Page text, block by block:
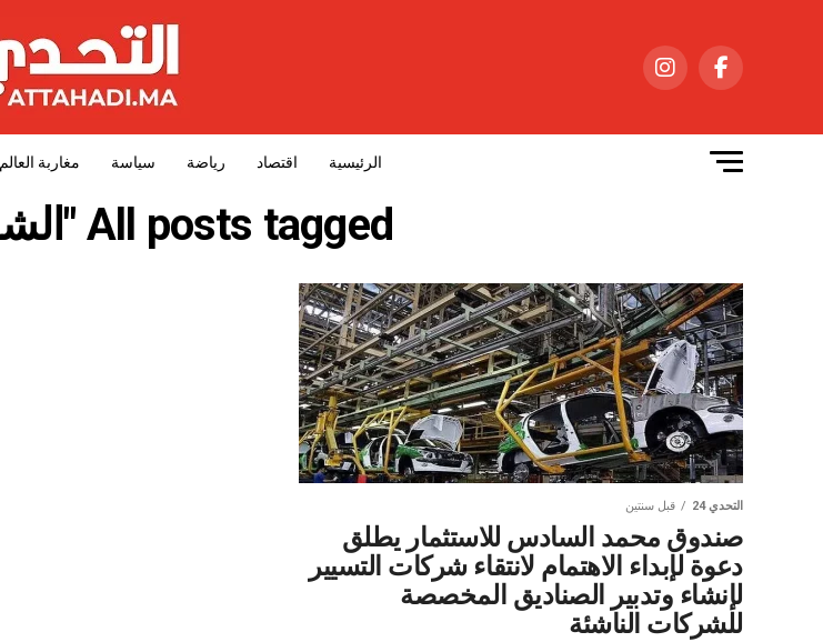
الرئيسية اقتصاد رياضة سياسة مغاربة العالم
All posts tagged "الشركات الناشئة"
التحدي 24 قبل سنتين
صندوق محمد السادس للاستثمار يطلق
دعوة لإبداء الاهتمام لانتقاء شركات التسيير
لإنشاء وتدبير الصناديق المخصصة
للشركات الناشئة